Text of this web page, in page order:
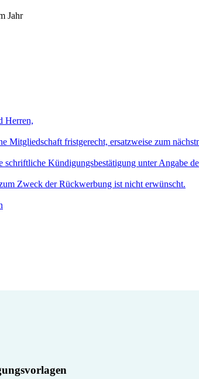
Jahr
Herren,
Mitgliedschaft fristgerecht, ersatzweise zum
schriftliche Kündigungsbestätigung unter Angabe
Zweck der Rückwerbung ist nicht erwünscht.